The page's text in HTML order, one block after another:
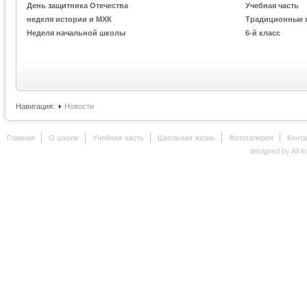
День защитника Отечества
неделя истории и МХК
Неделя начальной школы
Учебная часть
Традиционные
6-й класс
Навигация: Новости
Главная О школе Учебная часть Школьная жизнь Фотогалерея
designed by All